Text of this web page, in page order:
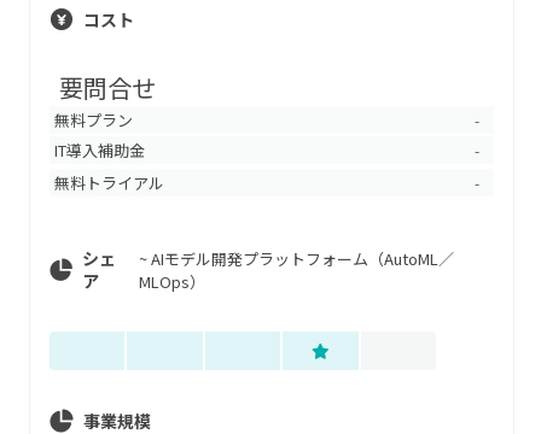
コスト
要問合せ
無料プラン -
IT導入補助金 -
無料トライアル -
シェ
ア
~AIモデル開発プラットフォーム（AutoML／
MLOps）
事業規模